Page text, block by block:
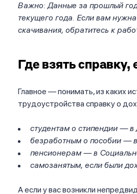
Важно: Данные за прошлый
текущего года. Если вам
скачивания, обратитесь к
Где взять справку,
Главное — понимать, из каких
трудоустройства справку о
студентам о стипендии — в
безработным о пособии —
пенсионерам — в
самозанятым, если были
А если у вас возникли